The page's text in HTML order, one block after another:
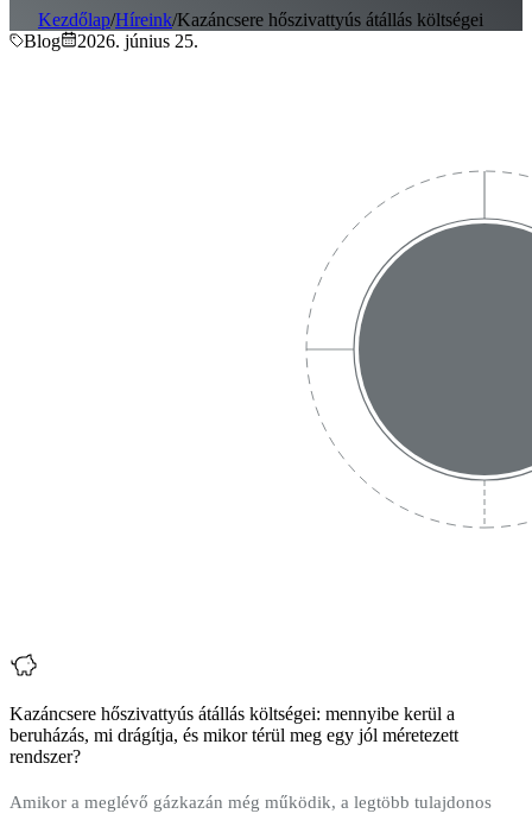
Kezdőlap/Híreink/Kazáncsere hőszivattyús átállás költségei
Blog
2026. június 25.
Kazáncsere hőszivattyús átállás költségei: mennyibe kerül a
beruházás, mi drágítja, és mikor térül meg egy jól méretezett
rendszer?
Amikor a meglévő gázkazán még működik, a legtöbb tulajdonos